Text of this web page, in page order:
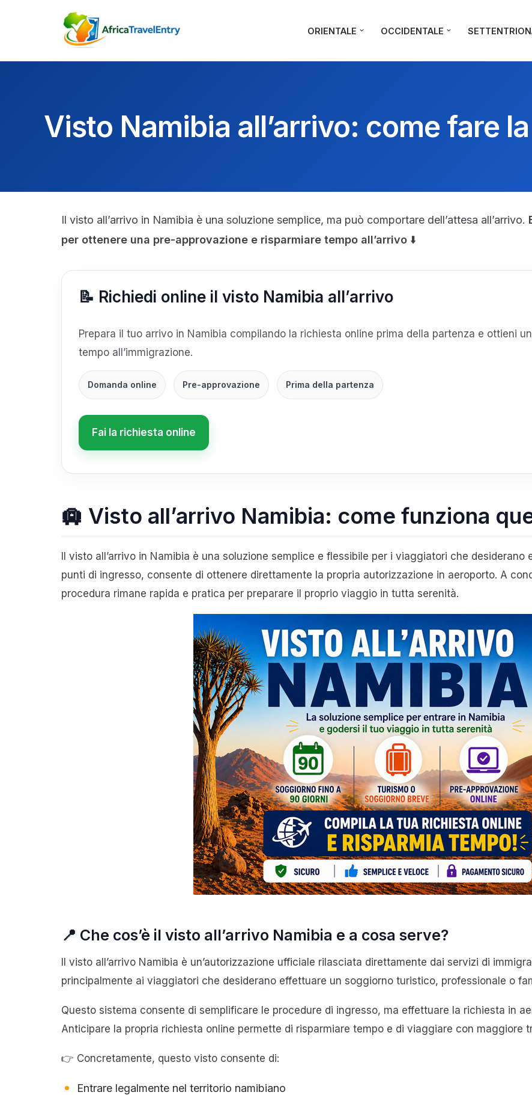
ORIENTALE OCCIDENTALE
Visto Namibia all’arrivo: come fare
Il visto all’arrivo in Namibia è una soluzione semplice, ma può comportare dell’attesa all’arrivo.
per ottenere una pre-approvazione e risparmiare tempo all’arrivo ⬇️
📝 Richiedi online il visto Namibia all’arrivo
Prepara il tuo arrivo in Namibia compilando la richiesta online prima della partenza e ottieni
tempo all’immigrazione.
Domanda online Pre-approvazione Prima della partenza
Fai la richiesta online
🛄 Visto all’arrivo Namibia: come funziona
Il visto all’arrivo in Namibia è una soluzione semplice e flessibile per i viaggiatori che
punti di ingresso, consente di ottenere direttamente la propria autorizzazione in aeroporto. A
procedura rimane rapida e pratica per preparare il proprio viaggio in tutta serenità.
📍 Che cos’è il visto all’arrivo Namibia e a cosa serve?
Il visto all’arrivo Namibia è un’autorizzazione ufficiale rilasciata direttamente dai servizi di
principalmente ai viaggiatori che desiderano effettuare un soggiorno turistico, professionale o
Questo sistema consente di semplificare le procedure di ingresso, ma effettuare la richiesta in
Anticipare la propria richiesta online permette di risparmiare tempo e di viaggiare con maggiore
👉 Concretamente, questo visto consente di:
Entrare legalmente nel territorio namibiano